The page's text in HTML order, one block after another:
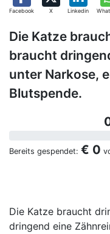
Facebook X Linkedin
Die Katze
braucht
unter Narkose,
Blutspende.
Bereits gespendet: € 0
Die Katze braucht
dringend eine